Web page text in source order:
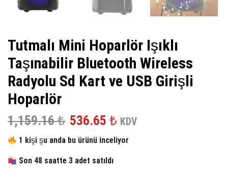
Tutmalı Mini Hoparlör Işıklı
Taşınabilir Bluetooth Wireless
Radyolu Sd Kart ve USB Girişli
Hoparlör
1,159.16₺ Orijinal
fiyat:
1,159.16 ₺.
536.65 ₺ Şu
andaki
KDV
1 kişi şu anda bu ürünü inceliyor
Son 48 saatte 3 adet satıldı